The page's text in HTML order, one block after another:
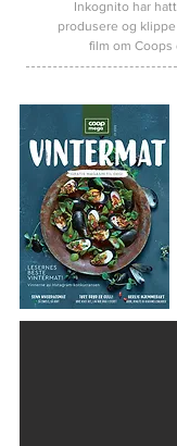
Inkognito har
produsere og
film om Coops